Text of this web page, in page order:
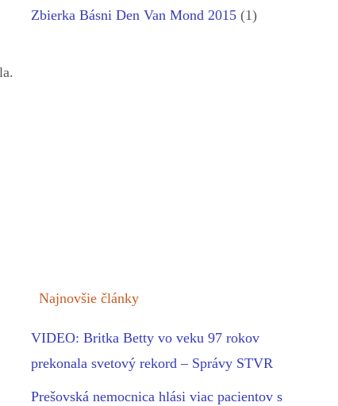
Zbierka Básni Den Van Mond 2015 (1)
Najnovšie články
VIDEO: Britka Betty vo veku 97 rokov
prekonala svetový rekord – Správy STVR
Prešovská nemocnica hlási viac pacientov s